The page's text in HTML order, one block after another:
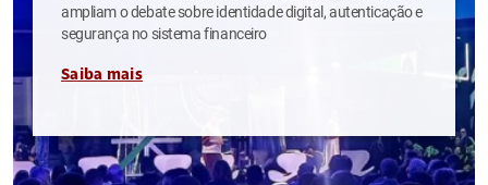
ampliam o debate sobre identidade digital, autenticação e
segurança no sistema financeiro
Saiba mais